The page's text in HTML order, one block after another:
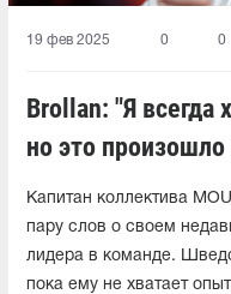
19 фев 2025 0 0
Brollan: "Я всегда
но это
Капитан коллектива
пару слов о своем
лидера в команде.
пока ему не хватает